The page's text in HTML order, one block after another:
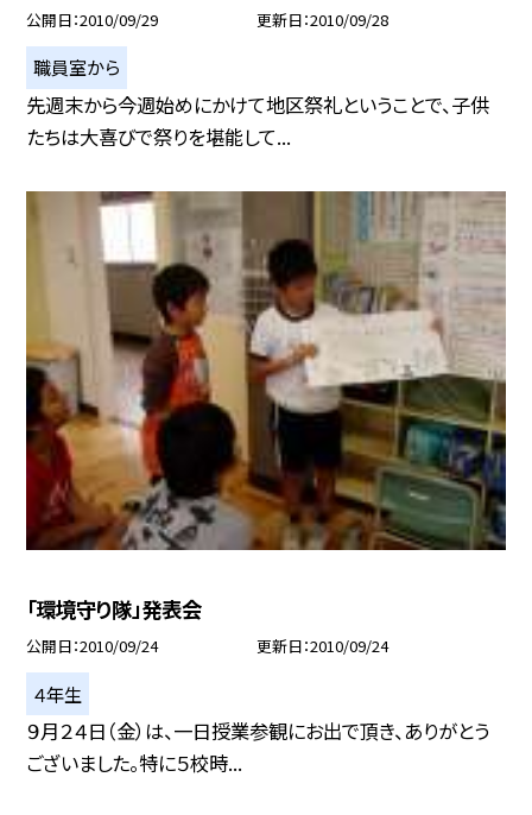
公開日 2010/09/29 更新日 2010/09/28
職員室から
先週末から今週始めにかけて地区祭礼ということで、子供
たちは大喜びで祭りを堪能して...
「環境守り隊」発表会
公開日 2010/09/24 更新日 2010/09/24
４年生
９月２４日（金）は、一日授業参観にお出で頂き、ありがとう
ございました。特に５校時...